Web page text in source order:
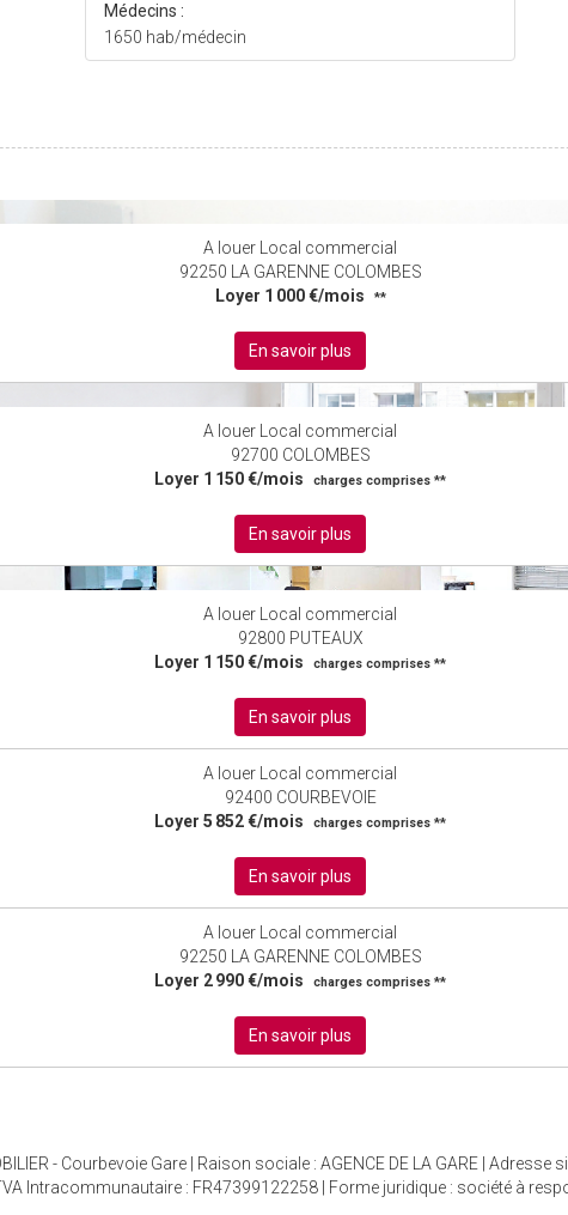
Médecins :
1650 hab/médecin
A louer Local commercial
92250 LA GARENNE COLOMBES
Loyer 1 000 €/mois
**
En savoir plus
A louer Local commercial
92700 COLOMBES
Loyer 1 150 €/mois
charges comprises **
En savoir plus
A louer Local commercial
92800 PUTEAUX
Loyer 1 150 €/mois
charges comprises **
En savoir plus
A louer Local commercial
92400 COURBEVOIE
Loyer 5 852 €/mois
charges comprises **
En savoir plus
A louer Local commercial
92250 LA GARENNE COLOMBES
Loyer 2 990 €/mois
charges comprises **
En savoir plus
- Courbevoie Gare | Raison sociale : AGENCE DE LA GARE |
Intracommunautaire : FR47399122258 | Forme juridique : société à